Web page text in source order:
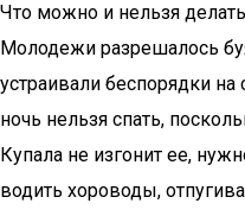
Что можно и нельзя
Молодежи разрешалось
устраивали беспорядки
ночь нельзя спать,
Купала не изгонит ее,
водить хороводы,